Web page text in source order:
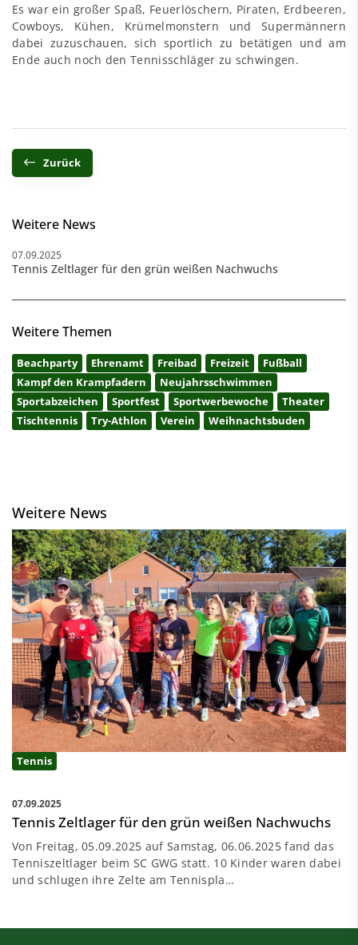
Es war ein großer Spaß, Feuerlöschern, Piraten, Erdbeeren,
Cowboys, Kühen, Krümelmonstern und Supermännern
dabei zuzuschauen, sich sportlich zu betätigen und am
Ende auch noch den Tennisschläger zu schwingen.
Zurück
Weitere News
07.09.2025
Tennis Zeltlager für den grün weißen Nachwuchs
Weitere Themen
Beachparty Ehrenamt Freibad Freizeit
Fußball
Kampf den Krampfadern
Neujahrsschwimmen
Sportabzeichen
Sportfest Sportwerbewoche
Theater
Tischtennis
Try-Athlon Verein Weihnachtsbuden
Weitere News
Tennis
07.09.2025
Tennis Zeltlager für den grün weißen Nachwuchs
Von Freitag, 05.09.2025 auf Samstag, 06.06.2025 fand das
Tenniszeltlager beim SC GWG statt. 10 Kinder waren dabei
und schlugen ihre Zelte am Tennispla…